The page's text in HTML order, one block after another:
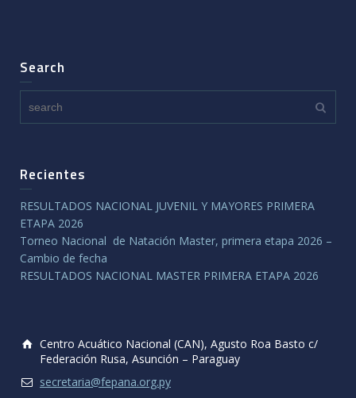
Search
Recientes
RESULTADOS NACIONAL JUVENIL Y MAYORES PRIMERA
ETAPA 2026
Torneo Nacional de Natación Master, primera etapa 2026 –
Cambio de fecha
RESULTADOS NACIONAL MASTER PRIMERA ETAPA 2026
Centro Acuático Nacional (CAN), Agusto Roa Basto c/
Federación Rusa, Asunción – Paraguay
secretaria@fepana.org.py